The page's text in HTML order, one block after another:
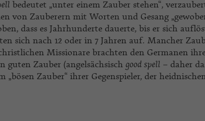
bedeutet „unter einem Zauber stehen“,
von Zauberern mit Worten und Gesang
dass es Jahrhunderte dauerte, bis er sich
sich nach 12 oder in 7 Jahren auf. Mancher
Missionare brachten den Germanen
guten Zauber (angelsächsisch good spell – daher
„bösen Zauber“ ihrer Gegenspieler, der